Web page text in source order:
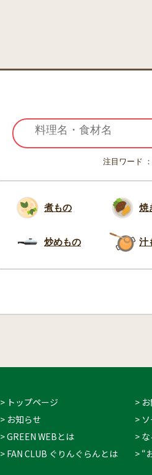
注目ワード
煮もの 焼
炒めもの 汁
> トップページ
> お知らせ
> GREEN WEBとは
> FAN CLUB ぐりんぐらんとは
>
>
>
> “